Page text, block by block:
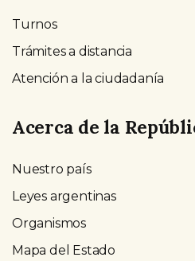
Turnos
Trámites a distancia
Atención a la ciudadanía
Acerca de la
Nuestro país
Leyes argentinas
Organismos
Mapa del Estado